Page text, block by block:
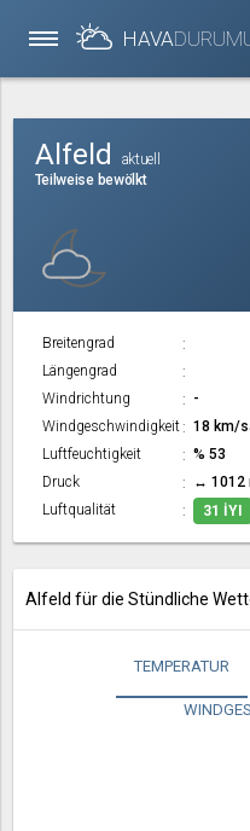
HAVA
Alfeld
aktuell
Teilweise bewölkt
Breitengrad
Längengrad
Windrichtung
-
Windgeschwindigkeit
18 km/
Luftfeuchtigkeit
% 53
Druck
↔ 1012
Luftqualität
31 İYI
Alfeld für die Stündliche
TEMPERATUR